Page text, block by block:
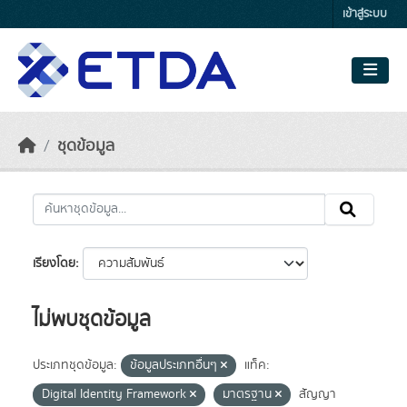
เข้าสู่ระบบ
ชุดข้อมูล
เรียงโดย
ไม่พบชุดข้อมูล
ประเภทชุดข้อมูล: ข้อมูลประเภทอื่นๆ
แท็ค:
Digital Identity Framework
มาตรฐาน สัญญา